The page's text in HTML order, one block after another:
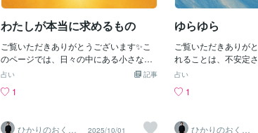
わたしが本当に求めるもの
ご覧いただきありがとうございます✨こ
のページでは、日々の中にある小さな気
づきややさしさを、詩として紡いでいま
心にそっと届きますように。わたしが一
も離れることなく側にいる大切な存在は
記事
占い
1
ひかりのおくり 2025/10/01
ゆらゆら
ご覧いただきありが
れることは、不安定
かさ」の証。そんな
いうこと風にまかせ
る時もしっかりと魂
占い
1
ひかりのおくり